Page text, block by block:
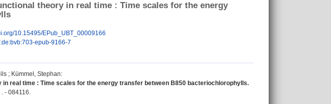
theory in real time : Time scales for the energy
10.15495/EPub_UBT_00009166
epub-9166-7
; Kümmel, Stephan:
real time : Time scales for the energy transfer between B850 bacteriochlorophylls.
- 084116.